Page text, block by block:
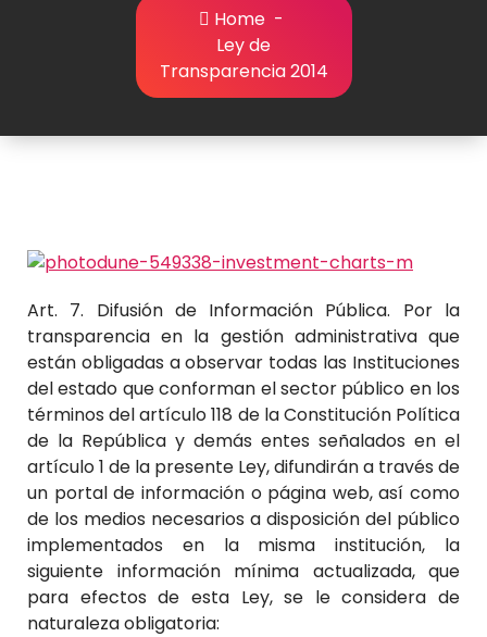
Home -
Ley de
Transparencia 2014
Art. 7. Difusión de Información Pública. Por la
transparencia en la gestión administrativa que
están obligadas a observar todas las Instituciones
del estado que conforman el sector público en los
términos del artículo 118 de la Constitución Política
de la República y demás entes señalados en el
artículo 1 de la presente Ley, difundirán a través de
un portal de información o página web, así como
de los medios necesarios a disposición del público
implementados en la misma institución, la
siguiente información mínima actualizada, que
para efectos de esta Ley, se le considera de
naturaleza obligatoria: